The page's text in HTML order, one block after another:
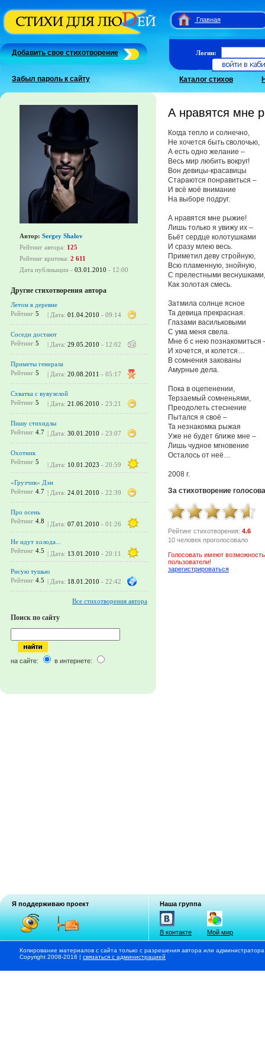
Главная
Добавить свое стихотворение
Забыл пароль к сайту
Логин:
Каталог стихов
Автор: Sergey Shalov
Рейтинг автора: 125
Рейтинг критика: 2 611
Дата публикации - 03.01.2010 - 12:00
Другие стихотворения автора
Летом в деревне
Рейтинг 5 | Дата: 01.04.2010 - 09:14
Соседи достают
Рейтинг 5 | Дата: 29.05.2010 - 12:02
Приметы генерала
Рейтинг 5 | Дата: 20.08.2011 - 05:17
Схватка с вувузелой
Рейтинг 5 | Дата: 21.06.2010 - 23:21
Пишу стихидлы
Рейтинг 4.7 | Дата: 30.01.2010 - 23:07
Охотник
Рейтинг 5 | Дата: 10.01.2023 - 20:59
«Грузчик» Дэн
Рейтинг 4.7 | Дата: 24.01.2010 - 22:39
Про осень
Рейтинг 4.8 | Дата: 07.01.2010 - 01:26
Не идут холода...
Рейтинг 4.5 | Дата: 13.01.2010 - 20:11
Рисую тушью
Рейтинг 4.5 | Дата: 18.01.2010 - 22:42
Все стихотворения автора
Поиск по сайту
на сайте: в интернете:
А нравятся мне
Когда тепло и солнечно,
Не хочется быть сволочью,
А есть одно желание –
Весь мир любить вокруг!
Вон девицы-красавицы
Стараются понравиться –
И всё моё внимание
На выборе подруг.
А нравятся мне рыжие!
Лишь только я увижу их –
Бьёт сердце колотушками
И сразу млею весь.
Приметил деву стройную,
Всю пламенную, знойную,
С прелестными веснушками,
Как золотая смесь.
Затмила солнце ясное
Та девица прекрасная.
Глазами васильковыми
С ума меня свела.
Мне б с нею познакомиться
И хочется, и колется…
В сомнения закованы
Амурные дела.
Пока в оцепенении,
Терзаемый сомненьями,
Преодолеть стеснение
Пытался я своё –
Та незнакомка рыжая
Уже не будет ближе мне –
Лишь чудное мгновение
Осталось от неё…
2008 г.
За стихотворение
Рейтинг стихотворения: 4.6
10 человек проголосовало
Голосовать имеют
пользователи!
зарегистрироваться
Я поддерживаю проект Наша группа
В контакте Мой мир
Копирование материалов с сайта только с разрешения автора или
Copyright 2008-2016 | связаться с администрацией